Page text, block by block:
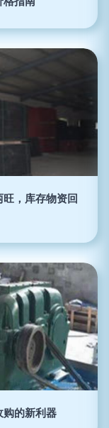
，库存物资回
购的新利器